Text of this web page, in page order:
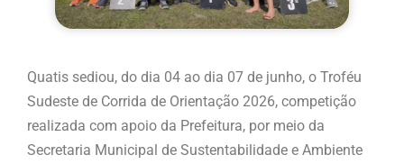
Quatis sediou, do dia 04 ao dia 07 de junho, o Troféu
Sudeste de Corrida de Orientação 2026, competição
realizada com apoio da Prefeitura, por meio da
Secretaria Municipal de Sustentabilidade e Ambiente